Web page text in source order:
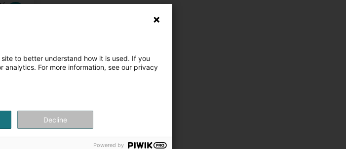
to better understand how it is used. If you
For more information, see our privacy
Decline
Powered by